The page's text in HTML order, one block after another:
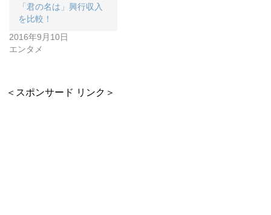
「君の名は」興行収入
を比較！
2016年9月10日
エンタメ
＜スポンサード リンク＞